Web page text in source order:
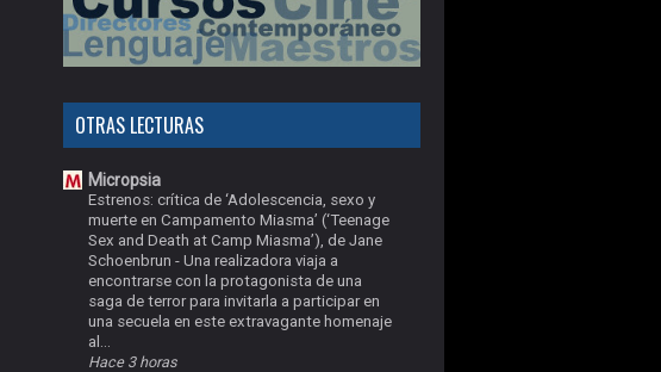
OTRAS LECTURAS
Micropsia
Estrenos: crítica de ‘Adolescencia, sexo y
muerte en Campamento Miasma’ (‘Teenage
Sex and Death at Camp Miasma’), de Jane
Schoenbrun - Una realizadora viaja a
encontrarse con la protagonista de una
saga de terror para invitarla a participar en
una secuela en este extravagante homenaje
al...
Hace 3 horas